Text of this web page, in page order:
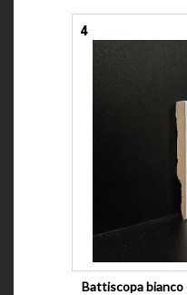
4
Battiscopa bianco